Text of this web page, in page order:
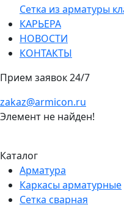
Сетка из арматуры
КАРЬЕРА
НОВОСТИ
КОНТАКТЫ
Прием заявок 24/7
zakaz@armicon.ru
Элемент не найден!
Каталог
Арматура
Каркасы арматурные
Сетка сварная